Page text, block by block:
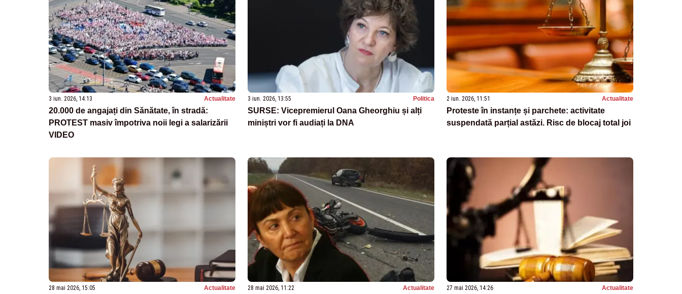
3 iun. 2026, 14:13 Actualitate
20.000 de angajați din Sănătate, în stradă:
PROTEST masiv împotriva noii legi a salarizării
VIDEO
3 iun. 2026, 13:55 Politica
SURSE: Vicepremierul Oana Gheorghiu și alți
miniștri vor fi audiați la DNA
2 iun. 2026, 11:51 Actualitate
Proteste în instanțe și parchete: activitate
suspendată parțial astăzi. Risc de blocaj total joi
28 mai 2026, 15:05 Actualitate 28 mai 2026, 11:22 Actualitate 27 mai 2026, 14:26 Actualitate